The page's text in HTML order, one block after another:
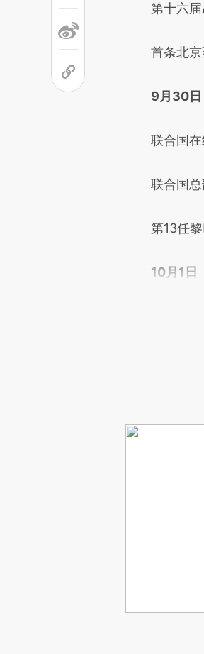
第十六届
首条北京
9月30日
联合国在
联合国总
第13任黎
10月1日